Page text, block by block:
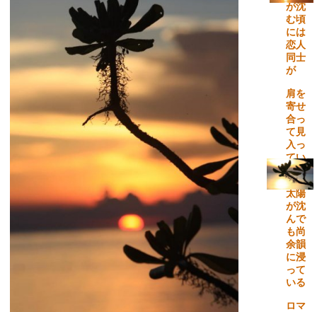
が沈
む頃
には
恋人
同士
が
肩を
寄せ
合っ
て見
入っ
てい
る
太陽
が沈
んで
も尚
余韻
に浸
って
いる
ロマ